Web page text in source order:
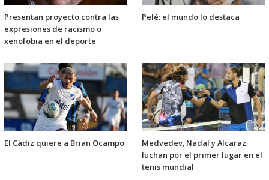
Presentan proyecto contra las
expresiones de racismo o
xenofobia en el deporte
Pelé: el mundo lo destaca
El Cádiz quiere a Brian Ocampo
Medvedev, Nadal y Alcaraz
luchan por el primer lugar en el
tenis mundial